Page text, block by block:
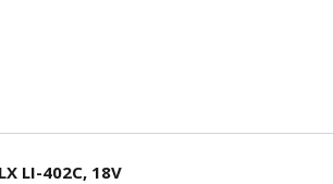
LI-402C, 18V